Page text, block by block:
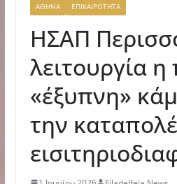
ΑΘΗΝΑ ΕΠΙΚΑΙΡΟΤΗΤΑ
ΗΣΑΠ
λειτουργία
«έξυπνη»
την